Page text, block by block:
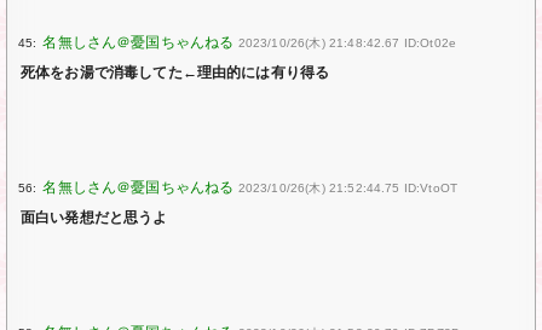
45: 2023/10/26(木) 21:48:42.67 ID:Ot02e
死体をお湯で消毒してた←理由的には有り得る
56: 2023/10/26(木) 21:52:44.75 ID:VtoOT
面白い発想だと思うよ